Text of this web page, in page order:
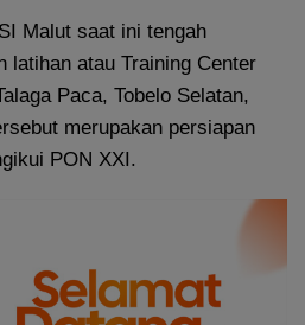
Malut saat ini tengah
latihan atau Training Center
Paca, Tobelo Selatan,
merupakan persiapan
PON XXI.